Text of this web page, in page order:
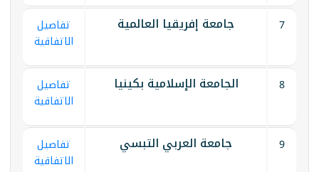
7 جامعة إفريقيا العالمية
تفاصيل
الاتفاقية
8 الجامعة الإسلامية بكينيا
تفاصيل
الاتفاقية
9 جامعة العربي التبسي
تفاصيل
الاتفاقية